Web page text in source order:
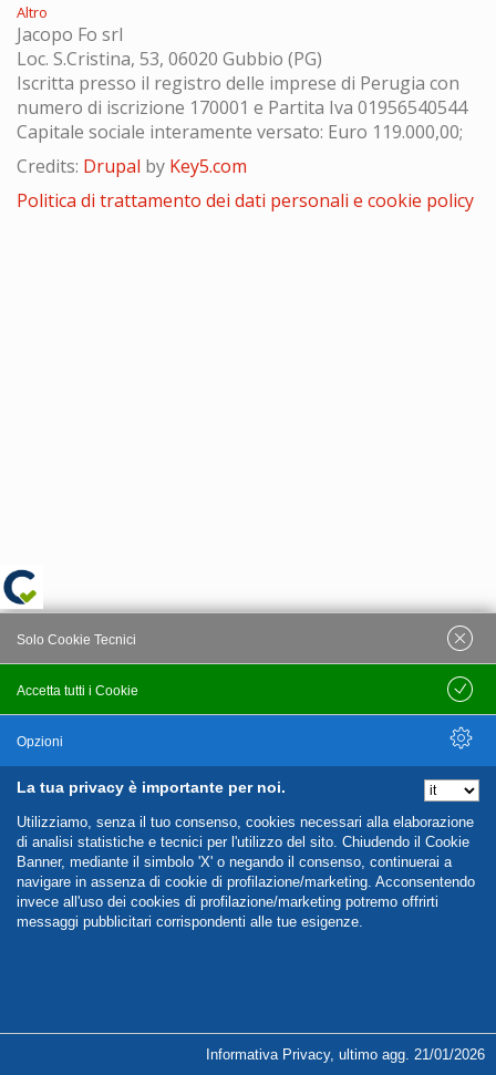
Altro
Jacopo Fo srl
Loc. S.Cristina, 53, 06020 Gubbio (PG)
Iscritta presso il registro delle imprese di Perugia con
numero di iscrizione 170001 e Partita Iva 01956540544
Capitale sociale interamente versato: Euro 119.000,00;
Credits: Drupal by Key5.com
Politica di trattamento dei dati personali e cookie policy
La tua privacy è importante per noi.
Utilizziamo, senza il tuo consenso, cookies necessari alla elaborazione
di analisi statistiche e tecnici per l'utilizzo del sito. Chiudendo il Cookie
Banner, mediante il simbolo 'X' o negando il consenso, continuerai a
navigare in assenza di cookie di profilazione/marketing. Acconsentendo
invece all'uso dei cookies di profilazione/marketing potremo offrirti
messaggi pubblicitari corrispondenti alle tue esigenze.
Accetta tutti i Cookie
Solo Cookie Tecnici
Salva
Opzioni
Nascondi Opzioni
Informativa Privacy, ultimo agg. 21/01/2026